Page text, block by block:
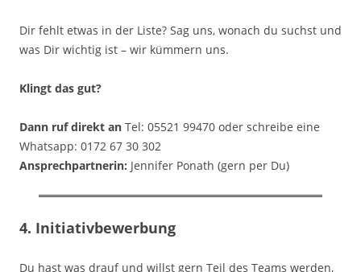
Dir fehlt etwas in der Liste? Sag uns, wonach du suchst und
was Dir wichtig ist – wir kümmern uns.
Klingt das gut?
Dann ruf direkt an Tel: 05521 99470 oder schreibe eine
Whatsapp: 0172 67 30 302
Ansprechpartnerin: Jennifer Ponath (gern per Du)
4. Initiativbewerbung
Du hast was drauf und willst gern Teil des Teams werden,